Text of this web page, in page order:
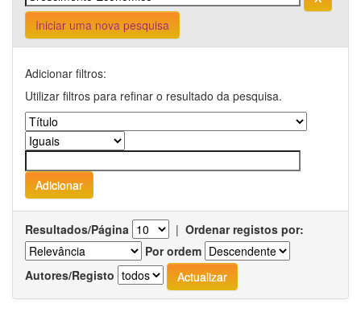
Iniciar uma nova pesquisa
Adicionar filtros:
Utilizar filtros para refinar o resultado da pesquisa.
Resultados/Página | Ordenar registos por:
Por ordem
Autores/Registo